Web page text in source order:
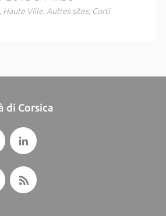
Haute Ville, Autres sites, Corti
di Corsica